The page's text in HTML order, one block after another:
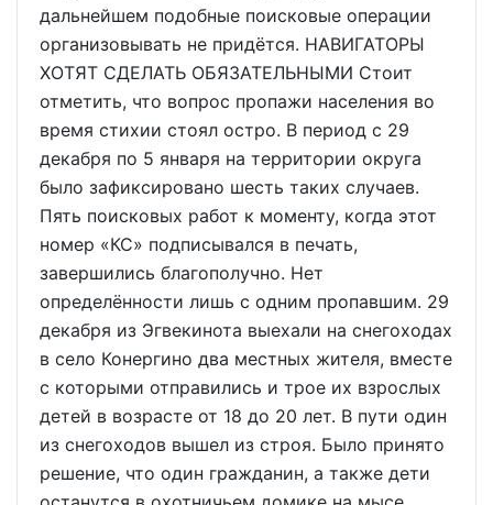
дальнейшем подобные поисковые операции
организовывать не придётся. НАВИГАТОРЫ
ХОТЯТ СДЕЛАТЬ ОБЯЗАТЕЛЬНЫМИ Стоит
отметить, что вопрос пропажи населения во
время стихии стоял остро. В период с 29
декабря по 5 января на территории округа
было зафиксировано шесть таких случаев.
Пять поисковых работ к моменту, когда этот
номер «КС» подписывался в печать,
завершились благополучно. Нет
определённости лишь с одним пропавшим. 29
декабря из Эгвекинота выехали на снегоходах
в село Конергино два местных жителя, вместе
с которыми отправились и трое их взрослых
детей в возрасте от 18 до 20 лет. В пути один
из снегоходов вышел из строя. Было принято
решение, что один гражданин, а также дети